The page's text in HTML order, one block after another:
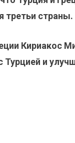
третьи страны.
Кириакос
Турцией и